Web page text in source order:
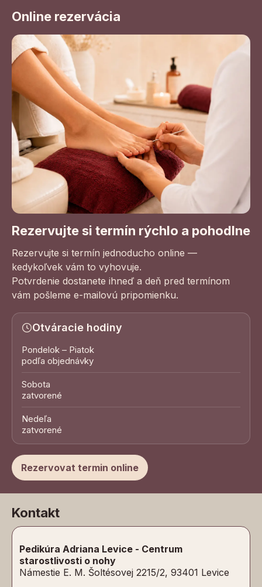
Online rezervácia
Rezervujte si termín rýchlo a pohodlne
Rezervujte si termín jednoducho online —
kedykoľvek vám to vyhovuje.
Potvrdenie dostanete ihneď a deň pred termínom
vám pošleme e-mailovú pripomienku.
Otváracie hodiny
Pondelok – Piatok
podľa objednávky
Sobota
zatvorené
Nedeľa
zatvorené
Rezervovat termin online
Kontakt
Pedikúra Adriana Levice - Centrum
starostlivosti o nohy
Námestie E. M. Šoltésovej 2215/2, 93401 Levice